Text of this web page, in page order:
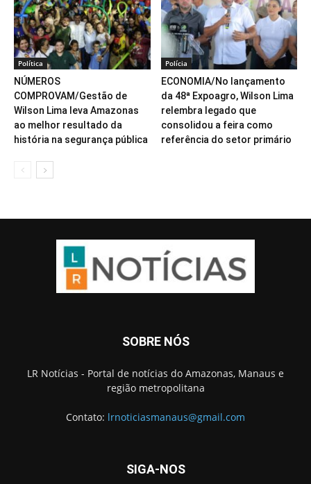
Política
NÚMEROS
COMPROVAM/Gestão de
Wilson Lima leva Amazonas
ao melhor resultado da
história na segurança pública
Polícia
ECONOMIA/No lançamento
da 48ª Expoagro, Wilson Lima
relembra legado que
consolidou a feira como
referência do setor primário
SOBRE NÓS
LR Notícias - Portal de notícias do Amazonas, Manaus e
região metropolitana
Contato: lrnoticiasmanaus@gmail.com
SIGA-NOS